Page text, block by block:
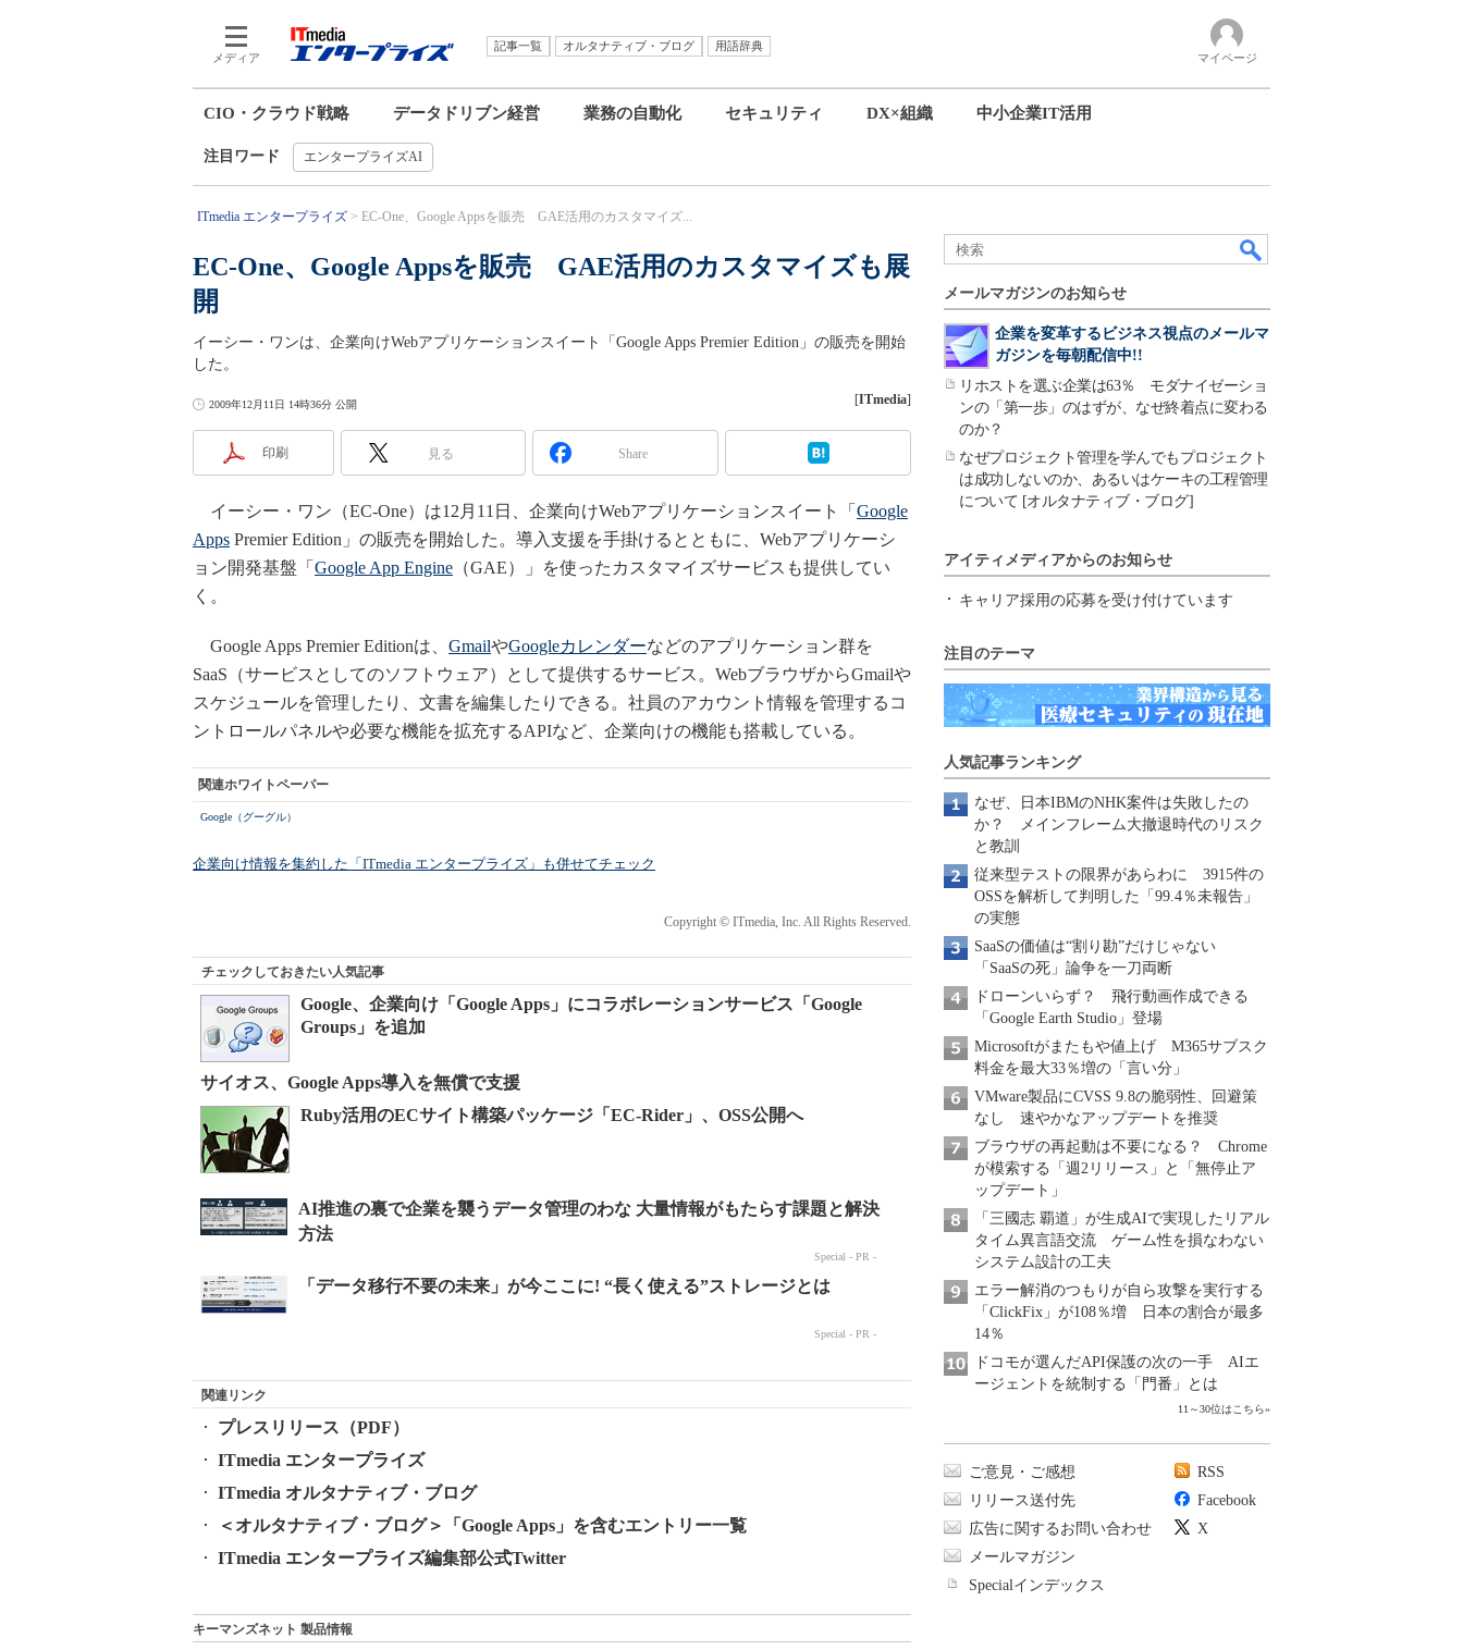
メディア
記事一覧 オルタナティブ・ブログ
用語辞典
マイページ
CIO・クラウド戦略 データドリブン経営 業務の自動化 セキュリティ DX×組織 中小企業IT活用
注目ワード エンタープライズAI
ITmedia エンタープライズ EC-One、Google Appsを販売 GAE活用のカスタマイズ...
EC-One、Google Appsを販売 GAE活用のカスタマイズも展
開
イーシー・ワンは、企業向けWebアプリケーションスイート「Google Apps Premier Edition」の販売を開始
した。
2009年12月11日 14時36分 公開 [ITmedia]
印刷 見る Share
イーシー・ワン（EC-One）は12月11日、企業向けWebアプリケーションスイート「 Google
Apps Premier Edition」の販売を開始した。導入支援を手掛けるとともに、Webアプリケーシ
ョン開発基盤「 Google App Engine （GAE）」を使ったカスタマイズサービスも提供してい
く。
Google Apps Premier Editionは、 GmailやGoogleカレンダーなどのアプリケーション群を
SaaS（サービスとしてのソフトウェア）として提供するサービス。WebブラウザからGmailや
スケジュールを管理したり、文書を編集したりできる。社員のアカウント情報を管理するコ
ントロールパネルや必要な機能を拡充するAPIなど、企業向けの機能も搭載している。
関連ホワイトペーパー
Google（グーグル）
企業向け情報を集約した「ITmedia エンタープライズ」も併せてチェック
Copyright © ITmedia, Inc. All Rights Reserved.
チェックしておきたい人気記事
Google、企業向け「Google Apps」にコラボレーションサービス「Google
Groups」を追加
サイオス、Google Apps導入を無償で支援
Ruby活用のECサイト構築パッケージ「EC-Rider」、OSS公開へ
関連リンク
プレスリリース（PDF）
ITmedia エンタープライズ
ITmedia オルタナティブ・ブログ
＜オルタナティブ・ブログ＞「Google Apps」を含むエントリー一覧
ITmedia エンタープライズ編集部公式Twitter
キーマンズネット 製品情報
メールマガジンのお知らせ
企業を変革するビジネス視点のメールマ
ガジンを毎朝配信中!!
リホストを選ぶ企業は63％ モダナイゼーショ
ンの「第一歩」のはずが、なぜ終着点に変わる
のか？
なぜプロジェクト管理を学んでもプロジェクト
は成功しないのか、あるいはケーキの工程管理
について [オルタナティブ・ブログ]
アイティメディアからのお知らせ
キャリア採用の応募を受け付けています
注目のテーマ
人気記事ランキング
なぜ、日本IBMのNHK案件は失敗したの
か？ メインフレーム大撤退時代のリスク
と教訓
従来型テストの限界があらわに 3915件の
OSSを解析して判明した「99.4％未報告」
の実態
SaaSの価値は“割り勘”だけじゃない
「SaaSの死」論争を一刀両断
ドローンいらず？ 飛行動画作成できる
「Google Earth Studio」登場
Microsoftがまたもや値上げ M365サブスク
料金を最大33％増の「言い分」
VMware製品にCVSS 9.8の脆弱性、回避策
なし 速やかなアップデートを推奨
ブラウザの再起動は不要になる？ Chrome
が模索する「週2リリース」と「無停止ア
ップデート」
「三國志 覇道」が生成AIで実現したリアル
タイム異言語交流 ゲーム性を損なわない
システム設計の工夫
エラー解消のつもりが自ら攻撃を実行する
「ClickFix」が108％増 日本の割合が最多
14％
ドコモが選んだAPI保護の次の一手 AIエ
ージェントを統制する「門番」とは
11～30位はこちら»
ご意見・ご感想
リリース送付先
広告に関するお問い合わせ
メールマガジン
Specialインデックス
RSS
Facebook
X